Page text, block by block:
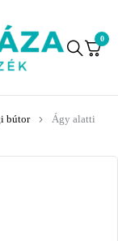
0
bútor
Ágy alatti